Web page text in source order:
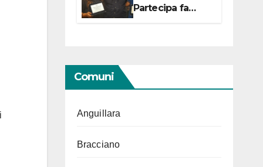
Partecipa fa
centro con due
Comuni
Anguillara
Bracciano